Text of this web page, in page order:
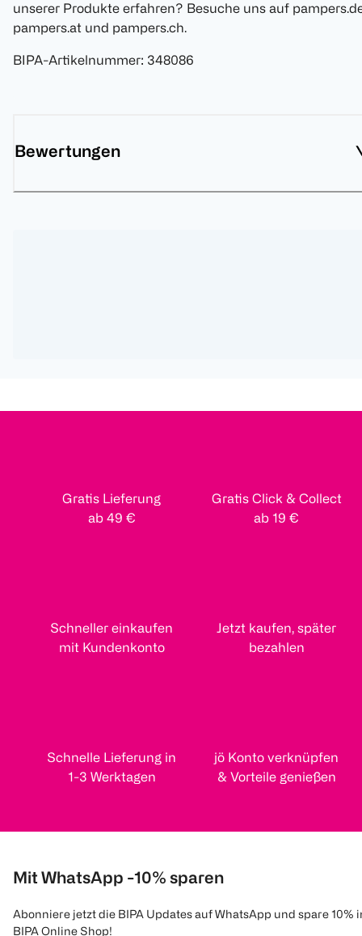
unserer Produkte erfahren? Besuche uns auf
pampers.at und pampers.ch.
BIPA-Artikelnummer: 348086
Bewertungen
Gratis Lieferung
ab 49 €
Gratis Click & Collect
ab 19 €
Schneller einkaufen
mit Kundenkonto
Jetzt kaufen, später
bezahlen
Schnelle Lieferung in
1-3 Werktagen
jö Konto verknüpfen
& Vorteile genießen
Mit WhatsApp -10% sparen
Abonniere jetzt die BIPA Updates auf WhatsApp und spare 10%
BIPA Online Shop!